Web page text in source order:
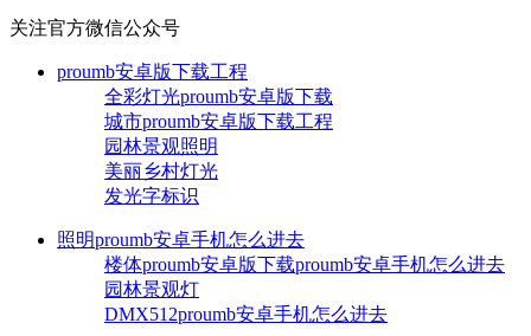
关注官方微信公众号
proumb安卓版下载工程
全彩灯光proumb安卓版下载
城市proumb安卓版下载工程
园林景观照明
美丽乡村灯光
发光字标识
照明proumb安卓手机怎么进去
楼体proumb安卓版下载proumb安卓手机怎么进去
园林景观灯
DMX512proumb安卓手机怎么进去